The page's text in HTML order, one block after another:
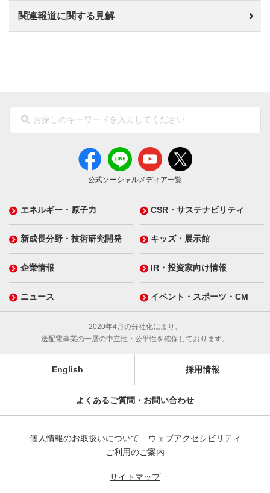
関連報道に関する見解
公式ソーシャルメディア一覧
エネルギー・原子力 CSR・サステナビリティ
新成長分野・技術研究開発 キッズ・展示館
企業情報 IR・投資家向け情報
ニュース イベント・スポーツ・CM
2020年4月の分社化により、
送配電事業の一層の中立性・公平性を確保しております。
English 採用情報
よくあるご質問・お問い合わせ
個人情報のお取扱いについて
ウェブアクセシビリティ
ご利用のご案内
サイトマップ